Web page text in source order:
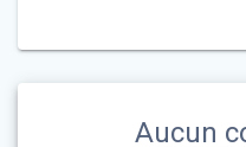
Aucun